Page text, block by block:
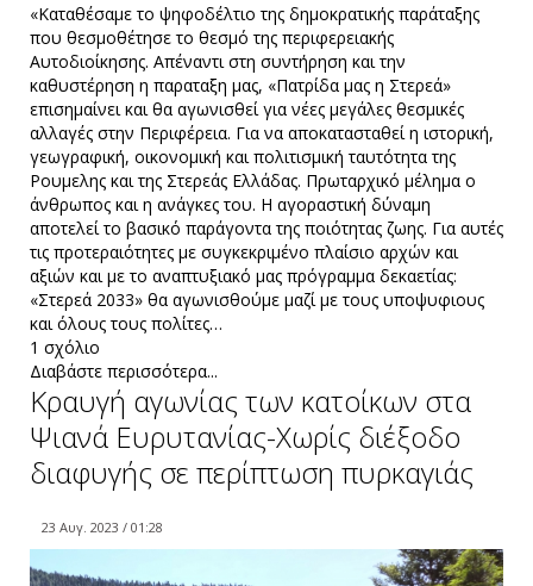
«Καταθέσαμε το ψηφοδέλτιο της δημοκρατικής παράταξης
που θεσμοθέτησε το θεσμό της περιφερειακής
Αυτοδιοίκησης. Απέναντι στη συντήρηση και την
καθυστέρηση η παραταξη μας, «Πατρίδα μας η Στερεά»
επισημαίνει και θα αγωνισθεί για νέες μεγάλες θεσμικές
αλλαγές στην Περιφέρεια. Για να αποκατασταθεί η ιστορική,
γεωγραφική, οικονομική και πολιτισμική ταυτότητα της
Ρουμελης και της Στερεάς Ελλάδας. Πρωταρχικό μέλημα ο
άνθρωπος και η ανάγκες του. Η αγοραστική δύναμη
αποτελεί το βασικό παράγοντα της ποιότητας ζωης. Για αυτές
τις προτεραιότητες με συγκεκριμένο πλαίσιο αρχών και
αξιών και με το αναπτυξιακό μας πρόγραμμα δεκαετίας:
«Στερεά 2033» θα αγωνισθούμε μαζί με τους υποψυφιους
και όλους τους πολίτες…
1 σχόλιο
Διαβάστε περισσότερα...
Κραυγή αγωνίας των κατοίκων στα
Ψιανά Ευρυτανίας-Χωρίς διέξοδο
διαφυγής σε περίπτωση πυρκαγιάς
23 Αυγ. 2023 / 01:28